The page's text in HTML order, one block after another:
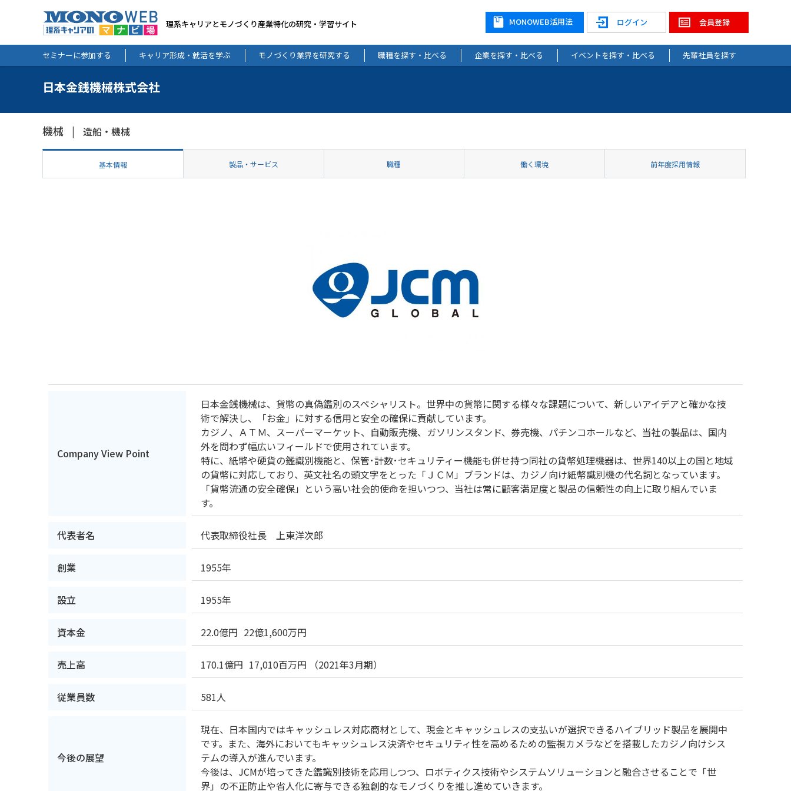
理系キャリアとモノづくり産業特化の研究・学習サイト 会員登録
ログイン
MONOWEB活用法
セミナーに参加する キャリア形成・就活を学ぶ モノづくり業界を研究する 職種を探す・比べる 企業を探す・比べる イベントを探す・比べる 先輩社員を探す
日本金銭機械株式会社
機械 造船・機械
基本情報 製品・サービス 職種 働く環境 前年度採用情報
Company View Point
日本金銭機械は、貨幣の真偽鑑別のスペシャリスト。世界中の貨幣に関する様々な課題について、新しいアイデアと確かな技
術で解決し、「お金」に対する信用と安全の確保に貢献しています。
カジノ、ＡＴＭ、スーパーマーケット、自動販売機、ガソリンスタンド、券売機、パチンコホールなど、当社の製品は、国内
外を問わず幅広いフィールドで使用されています。
特に、紙幣や硬貨の鑑識別機能と、保管･計数･セキュリティー機能も併せ持つ同社の貨幣処理機器は、世界140以上の国と地域
の貨幣に対応しており、英文社名の頭文字をとった「ＪＣＭ」ブランドは、カジノ向け紙幣識別機の代名詞となっています。
「貨幣流通の安全確保」という高い社会的使命を担いつつ、当社は常に顧客満足度と製品の信頼性の向上に取り組んでいま
す。
代表者名 代表取締役社長 上東洋次郎
創業 1955年
設立 1955年
資本金 22.0億円 22億1,600万円
売上高 170.1億円 17,010百万円 （2021年3月期）
従業員数 581人
今後の展望
現在、日本国内ではキャッシュレス対応商材として、現金とキャッシュレスの支払いが選択できるハイブリッド製品を展開中
です。また、海外においてもキャッシュレス決済やセキュリティ性を高めるための監視カメラなどを搭載したカジノ向けシス
テムの導入が進んでいます。
今後は、JCMが培ってきた鑑識別技術を応用しつつ、ロボティクス技術やシステムソリューションと融合させることで「世
界」の不正防止や省人化に寄与できる独創的なモノづくりを推し進めていきます。